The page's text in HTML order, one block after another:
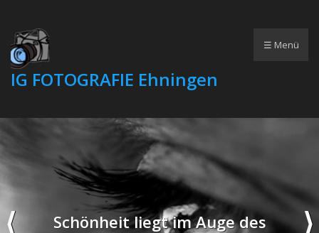
☰ Menü
IG FOTOGRAFIE Ehningen
Schönheit liegt im Auge des